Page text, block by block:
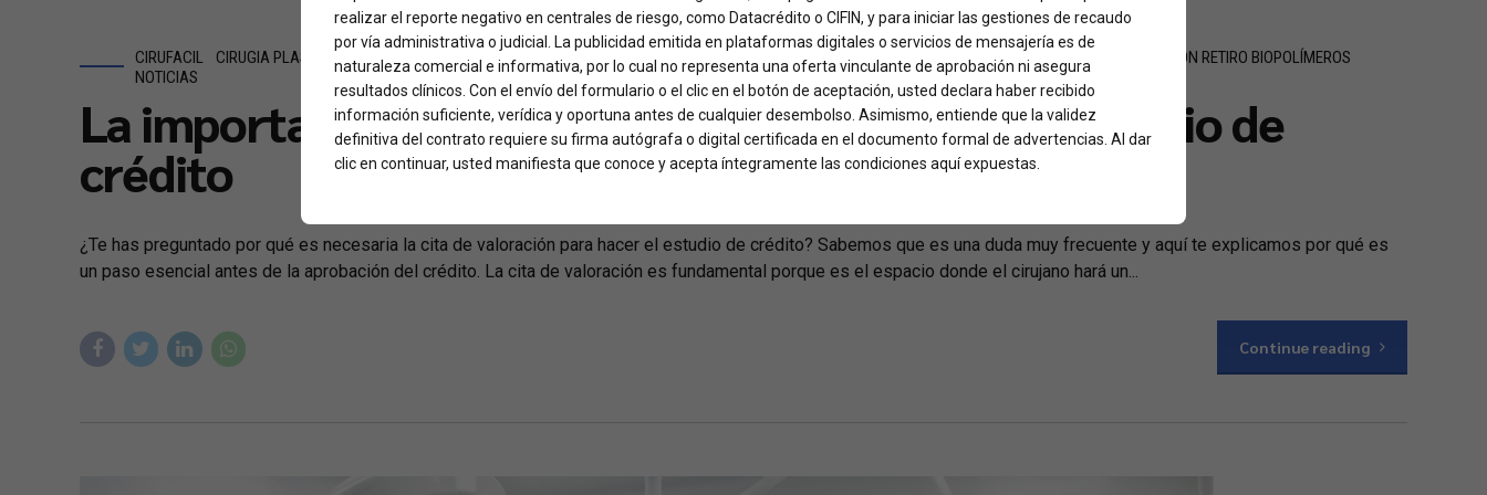
CIRUFACIL CIRUGIA PLASTICA MEDELLIN CLÍNICAS FINANCIA TU CIRUGIA FINANCIACIÓN CIRUGÍA BARIÁTRICA FINANCIACION REPORTADOS
FINANCIACIÓN RETIRO BIOPOLÍMEROS
NOTICIAS
La importancia de la cita de valoración para tu estudio de
crédito
¿Te has preguntado por qué es necesaria la cita de valoración para hacer el estudio de crédito? Sabemos que es una duda muy frecuente y aquí te explicamos por qué es
un paso esencial antes de la aprobación del crédito. La cita de valoración es fundamental porque es el espacio donde el cirujano hará un...
Continue reading
realizar el reporte negativo en centrales de riesgo, como Datacrédito o CIFIN, y para iniciar las gestiones de recaudo
por vía administrativa o judicial. La publicidad emitida en plataformas digitales o servicios de mensajería es de
naturaleza comercial e informativa, por lo cual no representa una oferta vinculante de aprobación ni asegura
resultados clínicos. Con el envío del formulario o el clic en el botón de aceptación, usted declara haber recibido
información suficiente, verídica y oportuna antes de cualquier desembolso. Asimismo, entiende que la validez
definitiva del contrato requiere su firma autógrafa o digital certificada en el documento formal de advertencias. Al dar
clic en continuar, usted manifiesta que conoce y acepta íntegramente las condiciones aquí expuestas.